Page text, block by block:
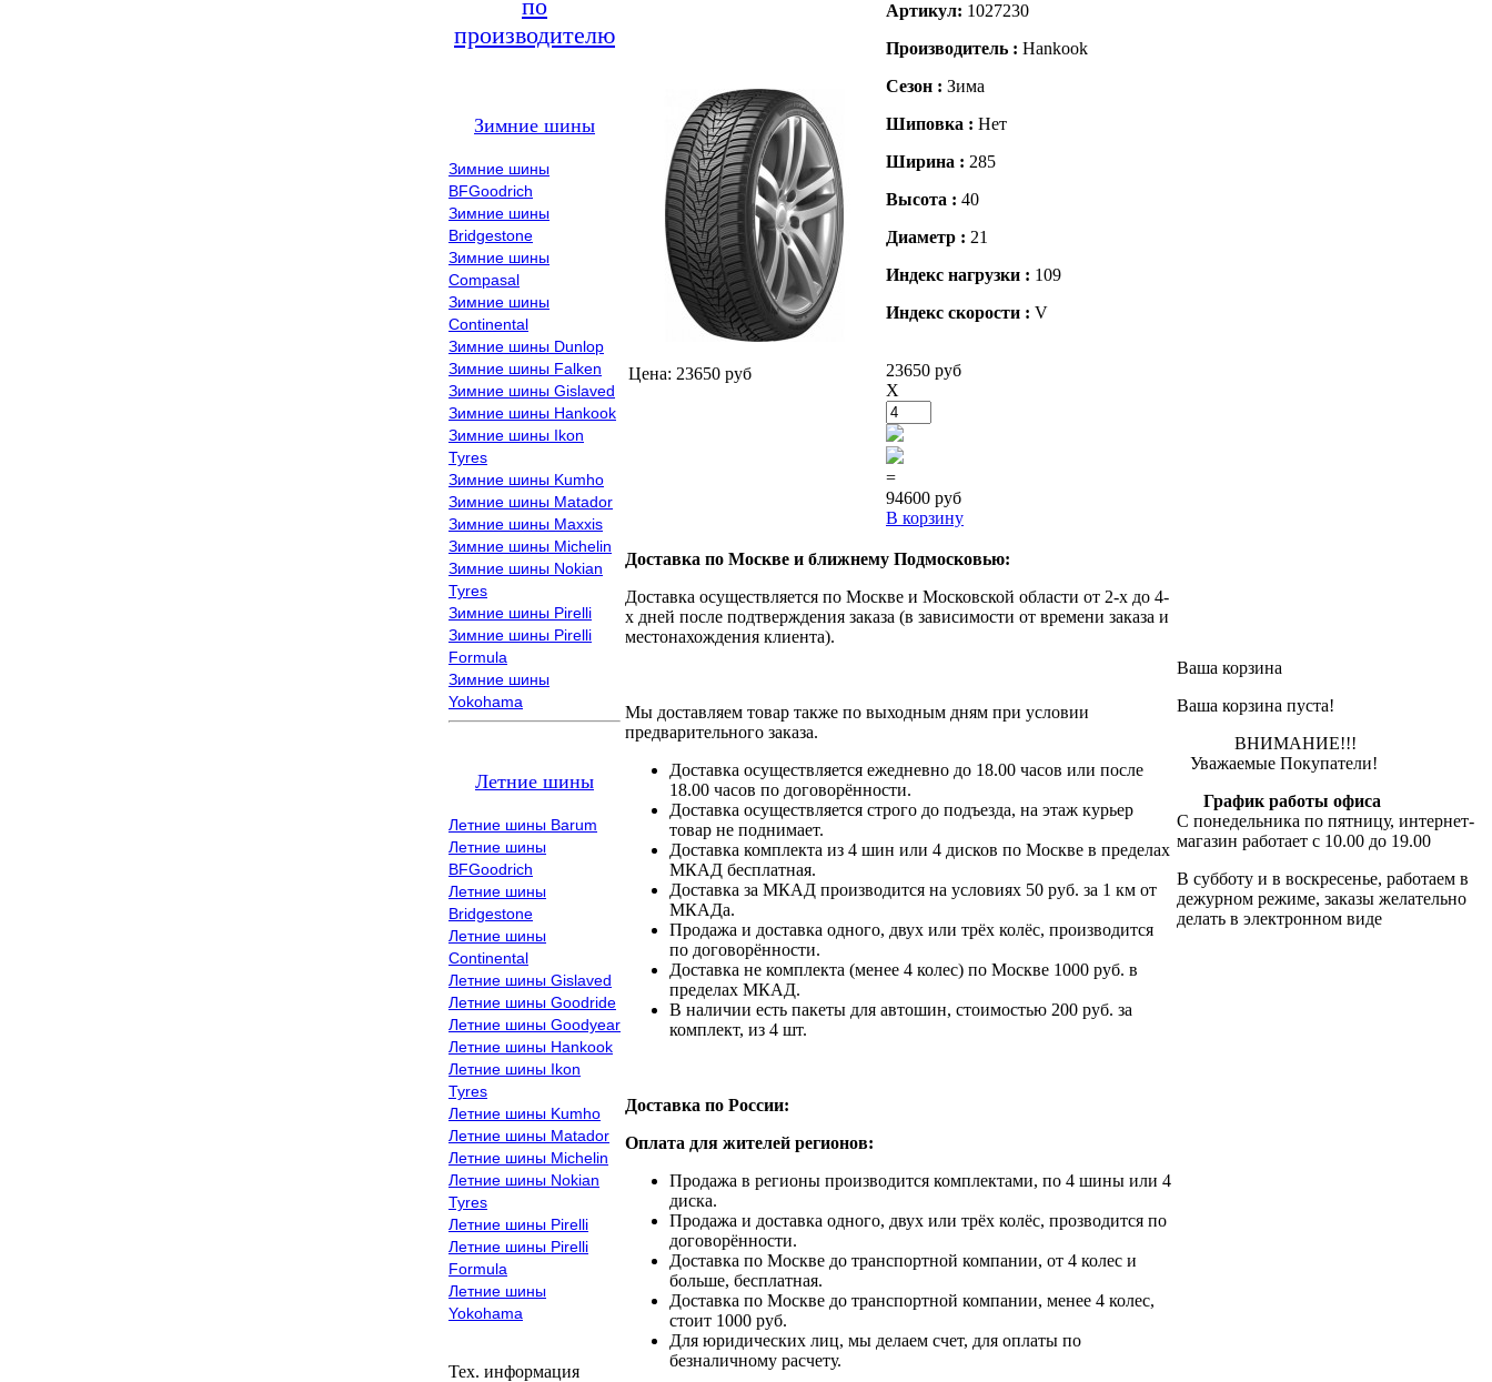
по
производителю
Зимние шины
Зимние шины
BFGoodrich
Зимние шины
Bridgestone
Зимние шины
Compasal
Зимние шины
Continental
Зимние шины Dunlop
Зимние шины Falken
Зимние шины Gislaved
Зимние шины Hankook
Зимние шины Ikon
Tyres
Зимние шины Kumho
Зимние шины Matador
Зимние шины Maxxis
Зимние шины Michelin
Зимние шины Nokian
Tyres
Зимние шины Pirelli
Зимние шины Pirelli
Formula
Зимние шины
Yokohama
Летние шины
Летние шины Barum
Летние шины
BFGoodrich
Летние шины
Bridgestone
Летние шины
Continental
Летние шины Gislaved
Летние шины Goodride
Летние шины Goodyear
Летние шины Hankook
Летние шины Ikon
Tyres
Летние шины Kumho
Летние шины Matador
Летние шины Michelin
Летние шины Nokian
Tyres
Летние шины Pirelli
Летние шины Pirelli
Formula
Летние шины
Yokohama
Тех. информация
Цена: 23650 руб
Артикул: 1027230
Производитель : Hankook
Сезон : Зима
Шиповка : Нет
Ширина : 285
Высота : 40
Диаметр : 21
Индекс нагрузки : 109
Индекс скорости : V
23650 руб
X
=
94600 руб
В корзину
Доставка по Москве и ближнему Подмосковью:
Доставка осуществляется по Москве и Московской области от 2-х до 4-
х дней после подтверждения заказа (в зависимости от времени заказа и
местонахождения клиента).
Мы доставляем товар также по выходным дням при условии
предварительного заказа.
Доставка осуществляется ежедневно до 18.00 часов или после
18.00 часов по договорённости.
Доставка осуществляется строго до подъезда, на этаж курьер
товар не поднимает.
Доставка комплекта из 4 шин или 4 дисков по Москве в пределах
МКАД бесплатная.
Доставка за МКАД производится на условиях 50 руб. за 1 км от
МКАДа.
Продажа и доставка одного, двух или трёх колёс, производится
по договорённости.
Доставка не комплекта (менее 4 колес) по Москве 1000 руб. в
пределах МКАД.
В наличии есть пакеты для автошин, стоимостью 200 руб. за
комплект, из 4 шт.
Доставка по России:
Оплата для жителей регионов:
Продажа в регионы производится комплектами, по 4 шины или 4
диска.
Продажа и доставка одного, двух или трёх колёс, прозводится по
договорённости.
Доставка по Москве до транспортной компании, от 4 колес и
больше, бесплатная.
Доставка по Москве до транспортной компании, менее 4 колес,
стоит 1000 руб.
Для юридических лиц, мы делаем счет, для оплаты по
безналичному расчету.
Ваша корзина
Ваша корзина пуста!
ВНИМАНИЕ!!!
Уважаемые Покупатели!
График работы офиса
С понедельника по пятницу, интернет-
магазин работает с 10.00 до 19.00
В субботу и в воскресенье, работаем в
дежурном режиме, заказы желательно
делать в электронном виде